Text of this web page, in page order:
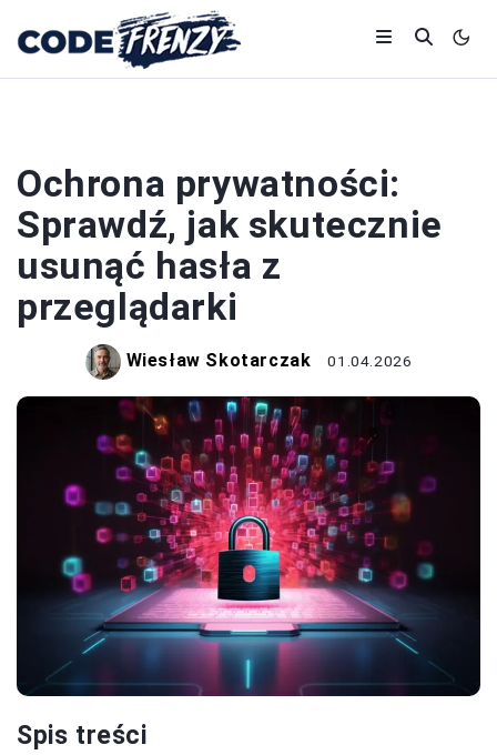
Ochrona prywatności:
Sprawdź, jak skutecznie
usunąć hasła z
przeglądarki
Wiesław Skotarczak 01.04.2026
Spis treści